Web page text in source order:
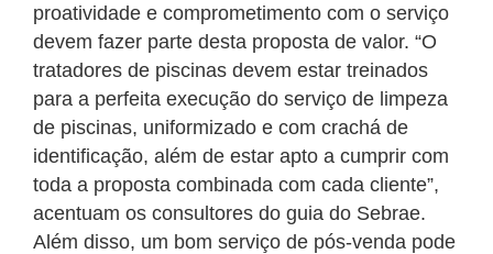
proatividade e comprometimento com o serviço
devem fazer parte desta proposta de valor. “O
tratadores de piscinas devem estar treinados
para a perfeita execução do serviço de limpeza
de piscinas, uniformizado e com crachá de
identificação, além de estar apto a cumprir com
toda a proposta combinada com cada cliente”,
acentuam os consultores do guia do Sebrae.
Além disso, um bom serviço de pós-venda pode